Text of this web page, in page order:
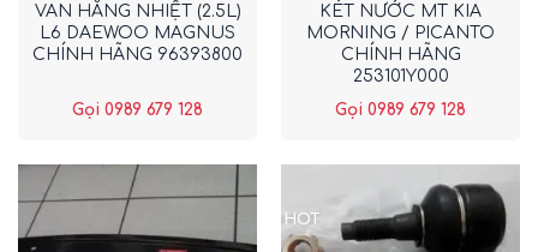
VAN HẰNG NHIỆT (2.5L)
L6 DAEWOO MAGNUS
CHÍNH HÃNG 96393800
Gọi 0989 679 128
KÉT NƯỚC MT KIA
MORNING / PICANTO
CHÍNH HÃNG
253101Y000
Gọi 0989 679 128
HOT